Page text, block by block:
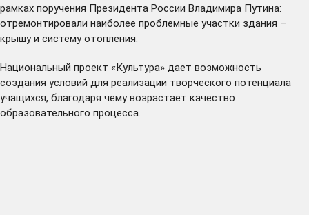
рамках поручения Президента России Владимира Путина:
отремонтировали наиболее проблемные участки здания –
крышу и систему отопления.
Национальный проект «Культура» дает возможность
создания условий для реализации творческого потенциала
учащихся, благодаря чему возрастает качество
образовательного процесса.